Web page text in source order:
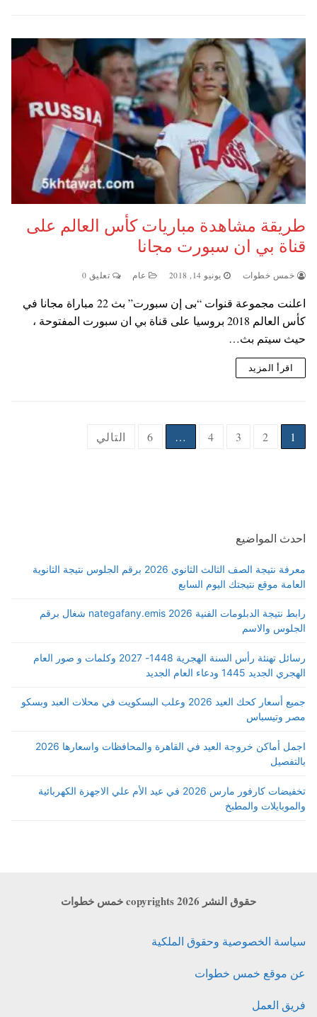
طريقة مشاهدة مباريات كأس العالم على
قناة بي ان سبورت مجانا
خمس خطوات يونيو 14, 2018 عام تعليق 0
اعلنت مجموعة قنوات “بى إن سبورت” بث 22 مباراة مجانا في
كأس العالم 2018 بروسيا على قناة بي ان سبورت المفتوحة ،
حيث سيتم بث…
اقرأ المزيد
Posts
1
2
3
4
…
6 التالي
احدث المواضيع
معرفة نتيجة الصف الثالث الثانوي 2026 برقم الجلوس نتيجة الثانوية
العامة موقع نتيجتك اليوم السابع
رابط نتيجة الدبلومات الفنية 2026 nategafany.emis شغال برقم
الجلوس والاسم
رسائل تهنئة رأس السنة الهجرية 1448- 2027 وكلمات و صور العام
الهجري الجديد 1445 ودعاء العام الجديد
جميع أسعار كحك العيد 2026 وعلب البسكويت في محلات العبد وبسكو
مصر وتيسباس
اجمل أماكن خروجة العيد في القاهرة والمحافظات واسعارها 2026
بالتفصيل
تخفيضات كارفور مارس 2026 في عيد الأم علي الاجهزة الكهربائية
والموبايلات والمطبخ
حقوق النشر copyrights 2026 خمس خطوات
سياسة الخصوصية وحقوق الملكية
عن موقع خمس خطوات
فريق العمل